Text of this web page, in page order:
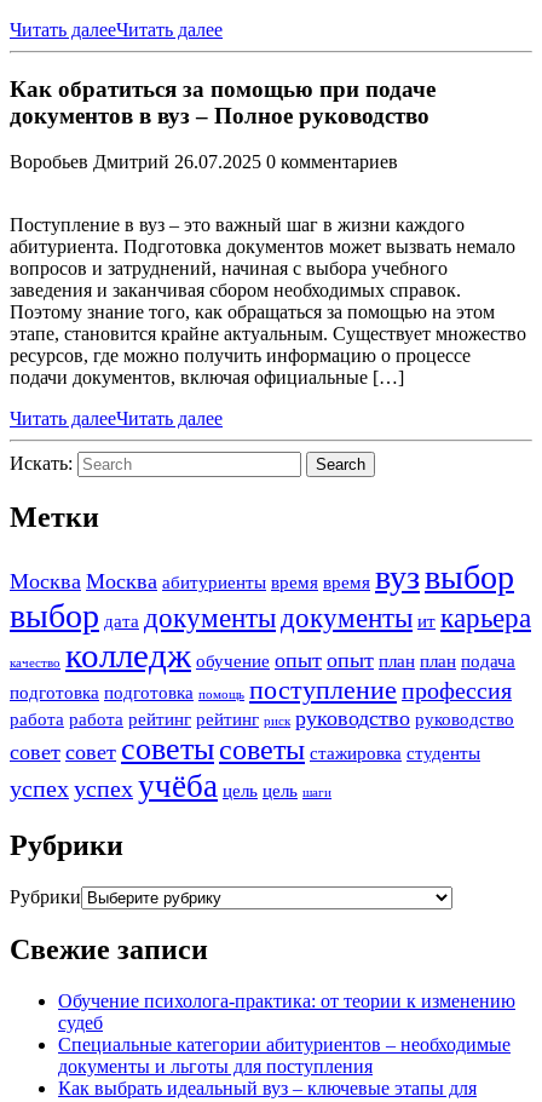
Читать далееЧитать далее
Как обратиться за помощью при подаче
документов в вуз – Полное руководство
Воробьев Дмитрий 26.07.2025 0 комментариев
Поступление в вуз – это важный шаг в жизни каждого
абитуриента. Подготовка документов может вызвать немало
вопросов и затруднений, начиная с выбора учебного
заведения и заканчивая сбором необходимых справок.
Поэтому знание того, как обращаться за помощью на этом
этапе, становится крайне актуальным. Существует множество
ресурсов, где можно получить информацию о процессе
подачи документов, включая официальные […]
Читать далееЧитать далее
Искать: Search
Метки
Москва Москва абитуриенты время время вузвыбор
выбор дата документыдокументы ит карьера
качество колледж обучение опыт опыт план план подача
подготовка подготовка помощь поступление профессия
работа работа рейтинг рейтинг риск руководство руководство
совет совет советысоветы стажировка студенты
успехуспехучёба цель цель шаги
Рубрики
Рубрики
Свежие записи
Обучение психолога-практика: от теории к изменению
судеб
Специальные категории абитуриентов – необходимые
документы и льготы для поступления
Как выбрать идеальный вуз – ключевые этапы для